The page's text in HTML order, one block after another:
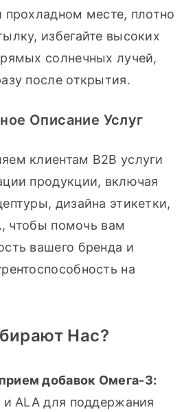
месте, плотно
избегайте высоких
солнечных лучей,
после открытия.
Описание Услуг
клиентам B2B услуги
продукции, включая
дизайна этикетки,
чтобы помочь вам
вашего бренда и
на
Нас?
добавок Омега-3:
и ALA для поддержания